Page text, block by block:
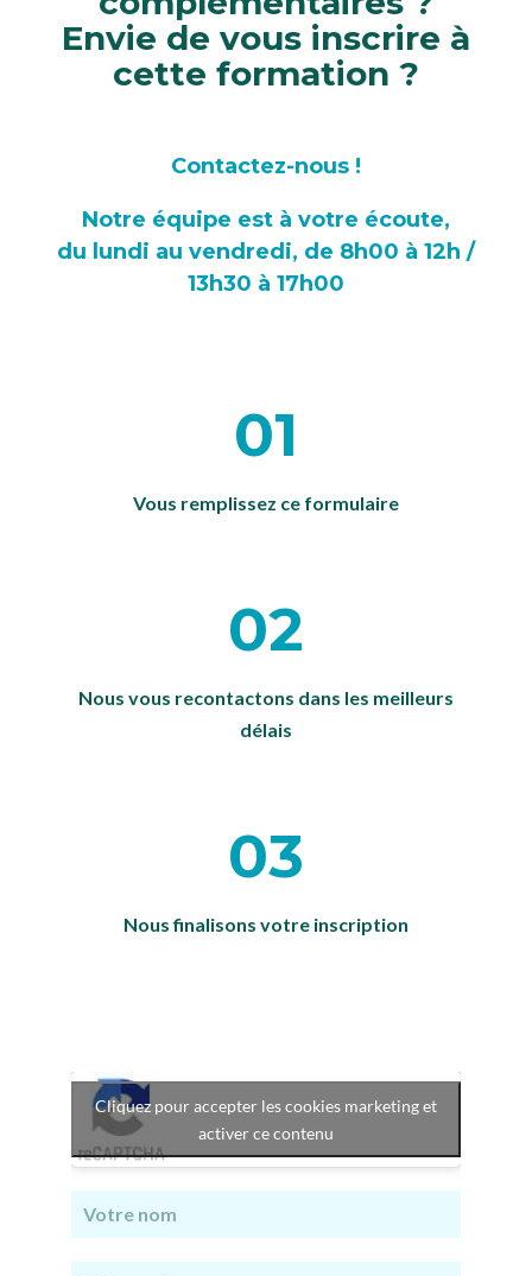
Envie de vous inscrire à
cette formation ?
Contactez-nous !
Notre équipe est à votre écoute,
du lundi au vendredi, de 8h00 à 12h /
13h30 à 17h00
01
Vous remplissez ce formulaire
02
Nous vous recontactons dans les meilleurs
délais
03
Nous finalisons votre inscription
Cliquez pour accepter les cookies marketing et
activer ce contenu